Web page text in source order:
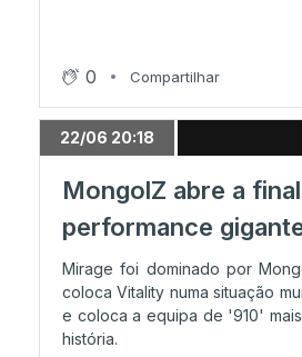
paiN completa Top 8 do
15/06 21:24
Resta uma vaga nos Playoffs
15/06 17:53
MOUZ confirmada no Moody
0 Compartilhar
22/06 20:18
MongolZ abre a
performance
Mirage foi dominado por
coloca Vitality numa situação
e coloca a equipa de '910'
história.